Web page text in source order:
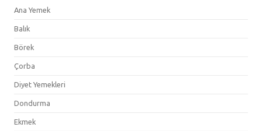
Ana Yemek
Balık
Börek
Çorba
Diyet Yemekleri
Dondurma
Ekmek